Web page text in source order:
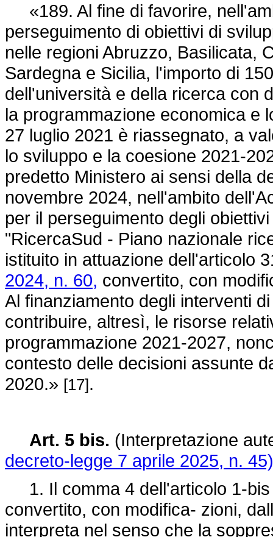
«189. Al fine di favorire,
perseguimento di obiettivi di
nelle regioni Abruzzo, Basilicata,
Sardegna e Sicilia, l'importo di
dell'università e della ricerca con
la programmazione economica e
27 luglio 2021 è riassegnato, a
lo sviluppo e la coesione 2021-
predetto Ministero ai sensi della
novembre 2024, nell'ambito
per il perseguimento degli
"RicercaSud - Piano nazionale
istituito in attuazione dell'articolo
2024, n. 60, convertito, con
Al finanziamento degli interventi
contribuire, altresì, le risorse
programmazione 2021-2027,
contesto delle decisioni assunte
2020.» [17].
Art. 5 bis. (Interpretazione
decreto-legge 7 aprile 2025, n.
1. Il comma 4 dell'articolo 1-
convertito, con modifica- zioni,
interpreta nel senso che la